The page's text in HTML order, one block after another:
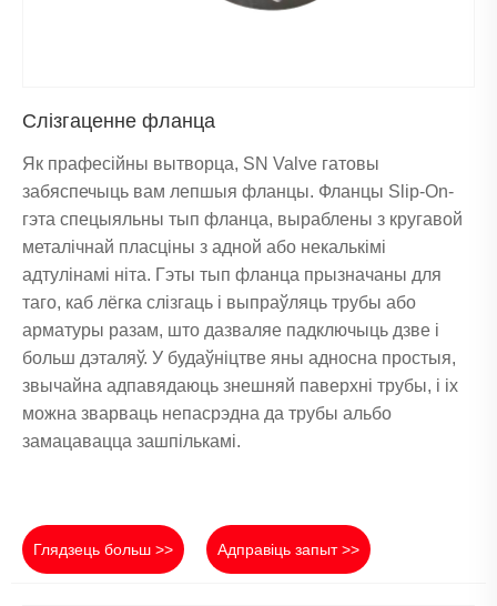
Слізгаценне фланца
Як прафесійны вытворца, SN Valve гатовы
забяспечыць вам лепшыя фланцы. Фланцы Slip-On-
гэта спецыяльны тып фланца, выраблены з кругавой
металічнай пласціны з адной або некалькімі
адтулінамі ніта. Гэты тып фланца прызначаны для
таго, каб лёгка слізгаць і выпраўляць трубы або
арматуры разам, што дазваляе падключыць дзве і
больш дэталяў. У будаўніцтве яны адносна простыя,
звычайна адпавядаюць знешняй паверхні трубы, і іх
можна зварваць непасрэдна да трубы альбо
замацавацца зашпількамі.
Глядзець больш >> Адправіць запыт >>